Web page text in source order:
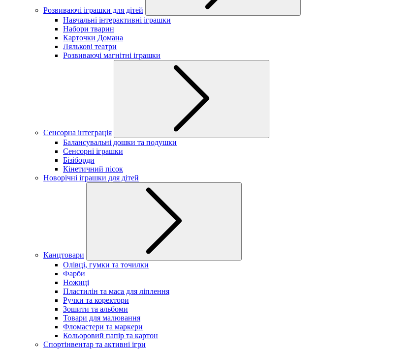
Розвиваючі іграшки для дітей
Навчальні інтерактивні іграшки
Набори тварин
Карточки Домана
Лялькові театри
Розвиваючі магнітні іграшки
Сенсорна інтеграція
Балансувальні дошки та подушки
Сенсорні іграшки
Бізіборди
Кінетичний пісок
Новорічні іграшки для дітей
Канцтовари
Олівці, гумки та точилки
Фарби
Ножиці
Пластилін та маса для ліплення
Ручки та коректори
Зошити та альбоми
Товари для малювання
Фломастери та маркери
Кольоровий папір та картон
Спортінвентар та активні ігри